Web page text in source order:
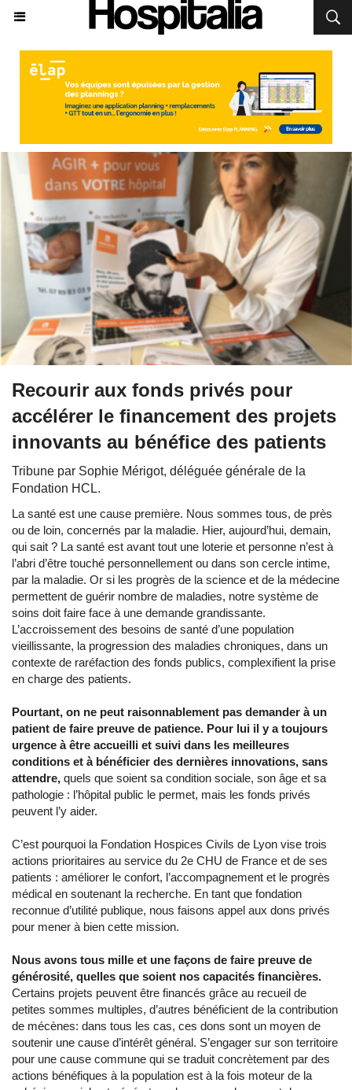
Recourir aux fonds privés pour
accélérer le financement des projets
innovants au bénéfice des patients
Tribune par Sophie Mérigot, déléguée générale de la
Fondation HCL.
La santé est une cause première. Nous sommes tous, de près
ou de loin, concernés par la maladie. Hier, aujourd’hui, demain,
qui sait ? La santé est avant tout une loterie et personne n’est à
l’abri d’être touché personnellement ou dans son cercle intime,
par la maladie. Or si les progrès de la science et de la médecine
permettent de guérir nombre de maladies, notre système de
soins doit faire face à une demande grandissante.
L’accroissement des besoins de santé d’une population
vieillissante, la progression des maladies chroniques, dans un
contexte de raréfaction des fonds publics, complexifient la prise
en charge des patients.
Pourtant, on ne peut raisonnablement pas demander à un
patient de faire preuve de patience. Pour lui il y a toujours
urgence à être accueilli et suivi dans les meilleures
conditions et à bénéficier des dernières innovations, sans
attendre, quels que soient sa condition sociale, son âge et sa
pathologie : l’hôpital public le permet, mais les fonds privés
peuvent l’y aider.
C’est pourquoi la Fondation Hospices Civils de Lyon vise trois
actions prioritaires au service du 2e CHU de France et de ses
patients : améliorer le confort, l’accompagnement et le progrès
médical en soutenant la recherche. En tant que fondation
reconnue d’utilité publique, nous faisons appel aux dons privés
pour mener à bien cette mission.
Nous avons tous mille et une façons de faire preuve de
générosité, quelles que soient nos capacités financières.
Certains projets peuvent être financés grâce au recueil de
petites sommes multiples, d’autres bénéficient de la contribution
de mécènes: dans tous les cas, ces dons sont un moyen de
soutenir une cause d’intérêt général. S’engager sur son territoire
pour une cause commune qui se traduit concrètement par des
actions bénéfiques à la population est à la fois moteur de la